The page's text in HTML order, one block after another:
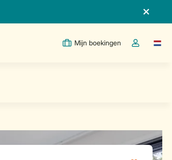
Mijn boekingen
Open deTaal